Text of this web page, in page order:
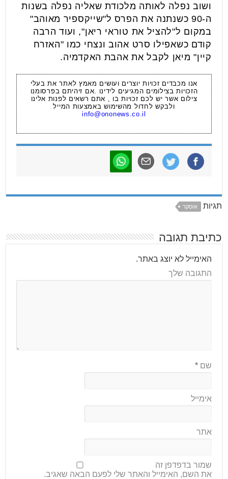
ושוב נפלה לאותה מלכודת שאליה נפלה בשנות
ה-90 כשנתנה את הפרס ל"שייקספיר מאוהב"
במקום ל"להציל את טוראי ריאן", ועוד הרבה
קודם כשאפילו סרט אהוב ונצחי כמו "האזרח
קיין" מיאן לקבל את אהבת האקדמיה.
אנו מכבדים זכויות יוצרים ועושים מאמץ לאתר את בעלי
הזכויות בצילומים המגיעים לידינו .אם זיהיתם בפרסומנו
צילום אשר יש לכם זכויות בו , אתם רשאים לפנות אלינו
ולבקש לחדול מהשימוש באמצעות המייל
info@ononews.co.il
תגיות אוסקר
כתיבת תגובה
האימייל לא יוצג באתר.
התגובה שלך
שם*
אימייל
אתר
שמור בדפדפן זה
את השם, האימייל והאתר שלי לפעם הבאה שאגיב.